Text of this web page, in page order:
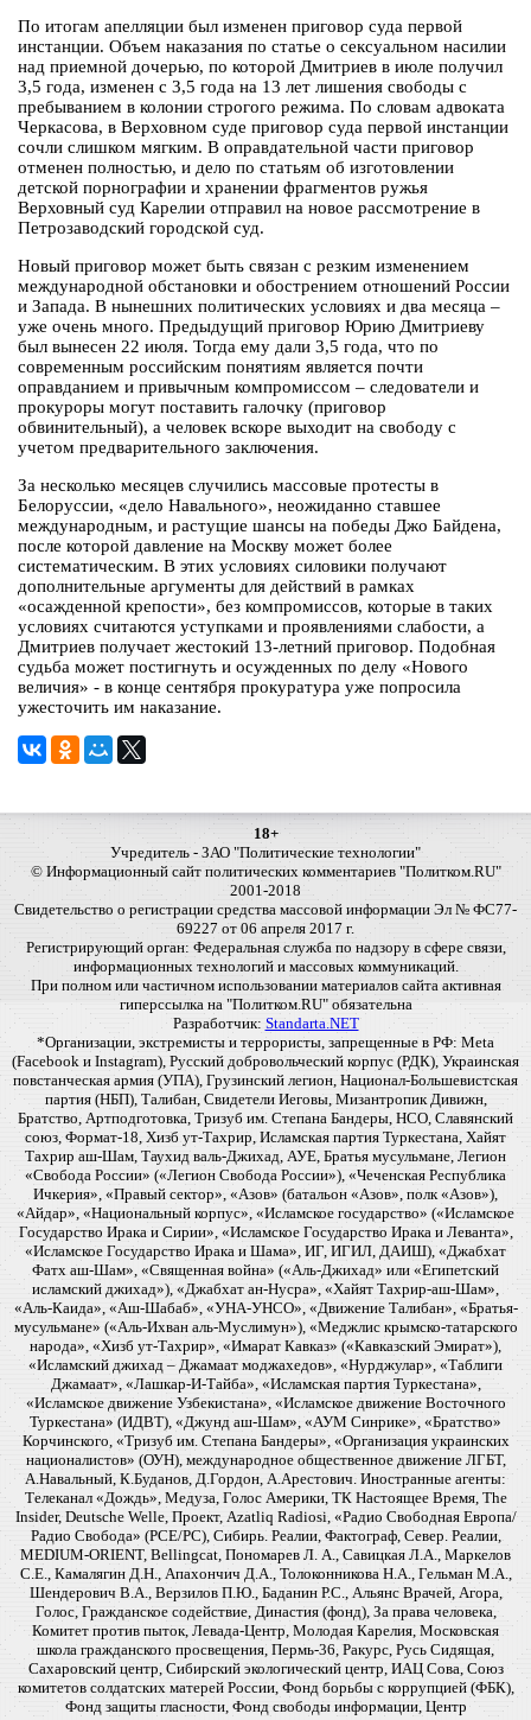
По итогам апелляции был изменен приговор суда первой
инстанции. Объем наказания по статье о сексуальном насилии
над приемной дочерью, по которой Дмитриев в июле получил
3,5 года, изменен с 3,5 года на 13 лет лишения свободы с
пребыванием в колонии строгого режима. По словам адвоката
Черкасова, в Верховном суде приговор суда первой инстанции
сочли слишком мягким. В оправдательной части приговор
отменен полностью, и дело по статьям об изготовлении
детской порнографии и хранении фрагментов ружья
Верховный суд Карелии отправил на новое рассмотрение в
Петрозаводский городской суд.
Новый приговор может быть связан с резким изменением
международной обстановки и обострением отношений России
и Запада. В нынешних политических условиях и два месяца –
уже очень много. Предыдущий приговор Юрию Дмитриеву
был вынесен 22 июля. Тогда ему дали 3,5 года, что по
современным российским понятиям является почти
оправданием и привычным компромиссом – следователи и
прокуроры могут поставить галочку (приговор
обвинительный), а человек вскоре выходит на свободу с
учетом предварительного заключения.
За несколько месяцев случились массовые протесты в
Белоруссии, «дело Навального», неожиданно ставшее
международным, и растущие шансы на победы Джо Байдена,
после которой давление на Москву может более
систематическим. В этих условиях силовики получают
дополнительные аргументы для действий в рамках
«осажденной крепости», без компромиссов, которые в таких
условиях считаются уступками и проявлениями слабости, а
Дмитриев получает жестокий 13-летний приговор. Подобная
судьба может постигнуть и осужденных по делу «Нового
величия» - в конце сентября прокуратура уже попросила
ужесточить им наказание.
18+
Учредитель - ЗАО "Политические технологии"
© Информационный сайт политических комментариев "Политком.RU"
2001-2018
Свидетельство о регистрации средства массовой информации Эл № ФС77-
69227 от 06 апреля 2017 г.
Регистрирующий орган: Федеральная служба по надзору в сфере связи,
информационных технологий и массовых коммуникаций.
При полном или частичном использовании материалов сайта активная
гиперссылка на "Политком.RU" обязательна
Разработчик: Standarta.NET
*Организации, экстремисты и террористы, запрещенные в РФ: Meta
(Facebook и Instagram), Русский добровольческий корпус (РДК), Украинская
повстанческая армия (УПА), Грузинский легион, Национал-Большевистская
партия (НБП), Талибан, Свидетели Иеговы, Мизантропик Дивижн,
Братство, Артподготовка, Тризуб им. Степана Бандеры, НСО, Славянский
союз, Формат-18, Хизб ут-Тахрир, Исламская партия Туркестана, Хайят
Тахрир аш-Шам, Таухид валь-Джихад, АУЕ, Братья мусульмане, Легион
«Свобода России» («Легион Свобода России»), «Чеченская Республика
Ичкерия», «Правый сектор», «Азов» (батальон «Азов», полк «Азов»),
«Айдар», «Национальный корпус», «Исламское государство» («Исламское
Государство Ирака и Сирии», «Исламское Государство Ирака и Леванта»,
«Исламское Государство Ирака и Шама», ИГ, ИГИЛ, ДАИШ), «Джабхат
Фатх аш-Шам», «Священная война» («Аль-Джихад» или «Египетский
исламский джихад»), «Джабхат ан-Нусра», «Хайят Тахрир-аш-Шам»,
«Аль-Каида», «Аш-Шабаб», «УНА-УНСО», «Движение Талибан», «Братья-
мусульмане» («Аль-Ихван аль-Муслимун»), «Меджлис крымско-татарского
народа», «Хизб ут-Тахрир», «Имарат Кавказ» («Кавказский Эмират»),
«Исламский джихад – Джамаат моджахедов», «Нурджулар», «Таблиги
Джамаат», «Лашкар-И-Тайба», «Исламская партия Туркестана»,
«Исламское движение Узбекистана», «Исламское движение Восточного
Туркестана» (ИДВТ), «Джунд аш-Шам», «АУМ Синрике», «Братство»
Корчинского, «Тризуб им. Степана Бандеры», «Организация украинских
националистов» (ОУН), международное общественное движение ЛГБТ,
А.Навальный, К.Буданов, Д.Гордон, А.Арестович. Иностранные агенты:
Телеканал «Дождь», Медуза, Голос Америки, ТК Настоящее Время, The
Insider, Deutsche Welle, Проект, Azatliq Radiosi, «Радио Свободная Европа/
Радио Свобода» (PCE/PC), Сибирь. Реалии, Фактограф, Север. Реалии,
MEDIUM-ORIENT, Bellingcat, Пономарев Л. А., Савицкая Л.А., Маркелов
С.Е., Камалягин Д.Н., Апахончич Д.А., Толоконникова Н.А., Гельман М.А.,
Шендерович В.А., Верзилов П.Ю., Баданин Р.С., Альянс Врачей, Агора,
Голос, Гражданское содействие, Династия (фонд), За права человека,
Комитет против пыток, Левада-Центр, Молодая Карелия, Московская
школа гражданского просвещения, Пермь-36, Ракурс, Русь Сидящая,
Сахаровский центр, Сибирский экологический центр, ИАЦ Сова, Союз
комитетов солдатских матерей России, Фонд борьбы с коррупцией (ФБК),
Фонд защиты гласности, Фонд свободы информации, Центр